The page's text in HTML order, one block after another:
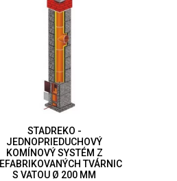
STADREKO -
JEDNOPRIEDUCHOVÝ
KOMÍNOVÝ SYSTÉM Z
TVÁRNIC
S VATOU Ø 200 MM